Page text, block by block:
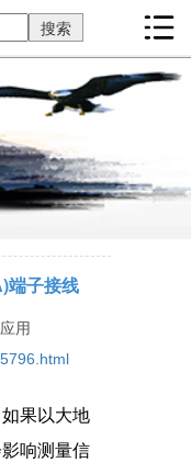
端子接线
用
果以大地
响测量信